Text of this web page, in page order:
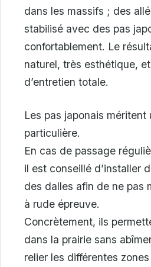
dans les massifs ; des
stabilisé avec des pas
confortablement. Le
naturel, très esthétique,
d’entretien totale.
Les pas japonais méritent
particulière.
En cas de passage
il est conseillé d’installer
des dalles afin de ne pas
à rude épreuve.
Concrètement, ils
dans la prairie sans
relier les différentes